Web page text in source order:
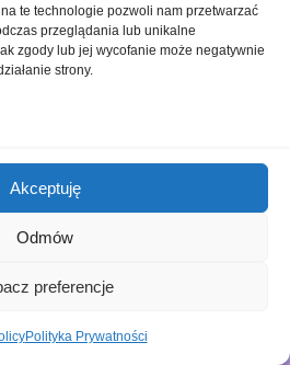
te technologie pozwoli nam przetwarzać
przeglądania lub unikalne
zgody lub jej wycofanie może negatywnie
strony.
Akceptuję
Odmów
preferencje
Polityka Prywatności